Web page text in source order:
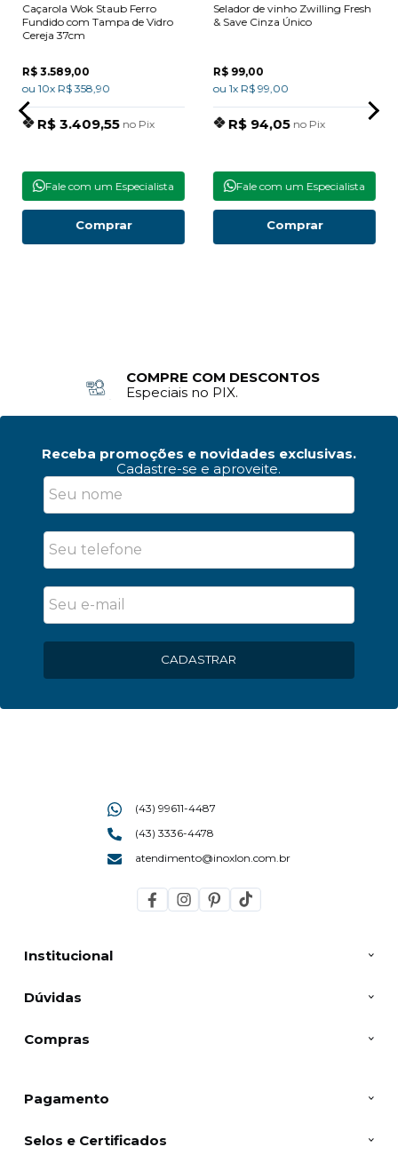
Caçarola Wok Staub Ferro
Fundido com Tampa de Vidro
Cereja 37cm
R$ 3.589,00
ou 10x R$ 358,90
R$ 3.409,55 no Pix
Fale com um Especialista
Comprar
Selador de vinho Zwilling Fresh
& Save Cinza Único
R$ 99,00
ou 1x R$ 99,00
R$ 94,05 no Pix
Fale com um Especialista
Comprar
COMPRE COM DESCONTOS
Especiais no PIX.
Receba promoções e novidades exclusivas.
Cadastre-se e aproveite.
CADASTRAR
Institucional
Dúvidas
Compras
(43) 99611-4487
(43) 3336-4478
atendimento@inoxlon.com.br
Pagamento
Selos e Certificados